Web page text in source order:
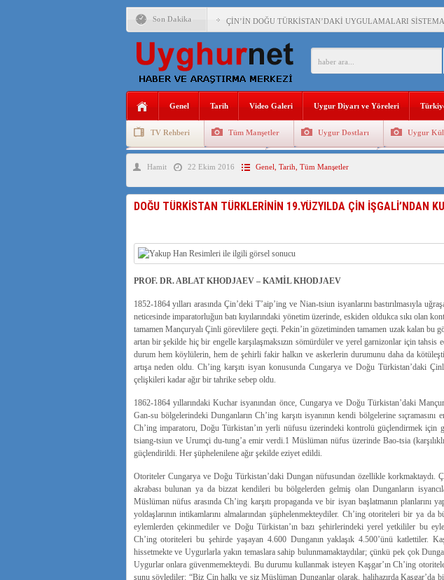
Son Dakika ÇİN’İN DOĞU TÜRKİSTAN’DAKİ UYGULAMALARI
DİYANET AKADEMİSİ BAŞKANI DOÇ.DR.KAAN : DOĞU
ÇİN’İN UYGUR POLİTİKALARINI ÖVEN DİYANET
MHP’DEN URUMÇİ KATLİAMI MESAJİ : 05.07.2009
İŞGALCİ ÇİN’DEN “FETİHLER SULTANI MEHMET”DİZİSİNE
SAADET PARTİSİ İLÇE BAŞKANI : TEMMUZ AYI,DOĞU
Genel Tarih Video Galeri Uygur Diyarı ve Yöreleri
TV Rehberi Tüm Manşetler Uygur Dostları Uygur
Uygurlarda Düğün ve Cenaze
Hamit 22 Ekim 2016 Genel Tarih Tüm Manşetler
DOĞU TÜRKİSTAN TÜRKLERİNİN 19.YÜZYILDA ÇİN İŞGALİ’NDAN
PROF. DR. ABLAT KHODJAEV – KAMİL KHODJAEV
1852-1864 yılları arasında Çin’deki T’aip’ing ve Nian-tsiun isyanlarını bastırılmasıyla
neticesinde imparatorluğun batı kıyılarındaki yönetim üzerinde, eskiden oldukca sıkı olan
tamamen Mançuryalı Çinli görevlilere geçti. Pekin’in gözetiminden tamamen uzak kalan bu
artan bir şekilde hiç bir engelle karşılaşmaksızın sömürdüler ve yerel garnizonlar için tahsis
durum hem köylülerin, hem de şehirli fakir halkın ve askerlerin durumunu daha da
artışa neden oldu. Ch’ing karşıtı isyan konusunda Cungarya ve Doğu Türkistan’daki
çelişkileri kadar ağır bir tahrike sebep oldu.
1862-1864 yıllarındaki Kuchar isyanından önce, Cungarya ve Doğu Türkistan’daki
Gan-su bölgelerindeki Dunganların Ch’ing karşıtı isyanının kendi bölgelerine sıçramasını
Ch’ing imparatoru, Doğu Türkistan’ın yerli nüfusu üzerindeki kontrolü güçlendirmek için
tsiang-tsiun ve Urumçi du-tung’a emir verdi.1 Müslüman nüfus üzerinde Bao-tsia
güçlendirildi. Her şüphelenilene ağır şekilde eziyet edildi.
Otoriteler Cungarya ve Doğu Türkistan’daki Dungan nüfusundan özellikle korkmaktaydı.
akrabası bulunan ya da bizzat kendileri bu bölgelerden gelmiş olan Dunganların
Müslüman nüfus arasında Ch’ing karşıtı propaganda ve bir isyan başlatmanın planlarını
yoldaşlarının intikamlarını almalarından şüphelenmekteydiler. Ch’ing otoriteleri bir ya da
eylemlerden çekinmediler ve Doğu Türkistan’ın bazı şehirlerindeki yerel yetkililer bu
Ch’ing otoriteleri bu şehirde yaşayan 4.600 Dunganın yaklaşık 4.500’ünü katlettiler.
hissetmekte ve Uygurlarla yakın temaslara sahip bulunmamaktaydılar; çünkü pek çok
Uygurlar onlara güvenmemekteydi. Bu durumu kullanmak isteyen Kaşgar’ın Ch’ing
şunu söylediler: “Biz Çin halkı ve siz Müslüman Dunganlar olarak, halihazırda Kaşgar’da